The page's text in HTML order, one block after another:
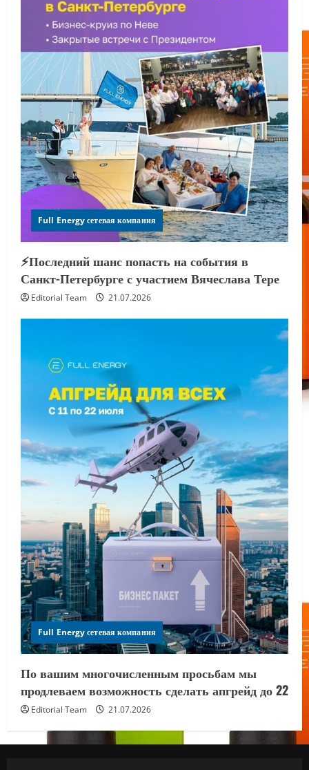
Full Energy сетевая компания
⚡️Последний шанс попасть на события в
Санкт-Петербурге с участием Вячеслава Тере
Editorial Team 21.07.2026
Full Energy сетевая компания
По вашим многочисленным просьбам мы
продлеваем возможность сделать апгрейд до 22
Editorial Team 21.07.2026